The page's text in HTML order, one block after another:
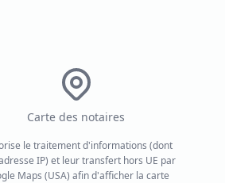
Carte des notaires
le traitement d'informations (dont
IP) et leur transfert hors UE par
Maps (USA) afin d'afficher la carte